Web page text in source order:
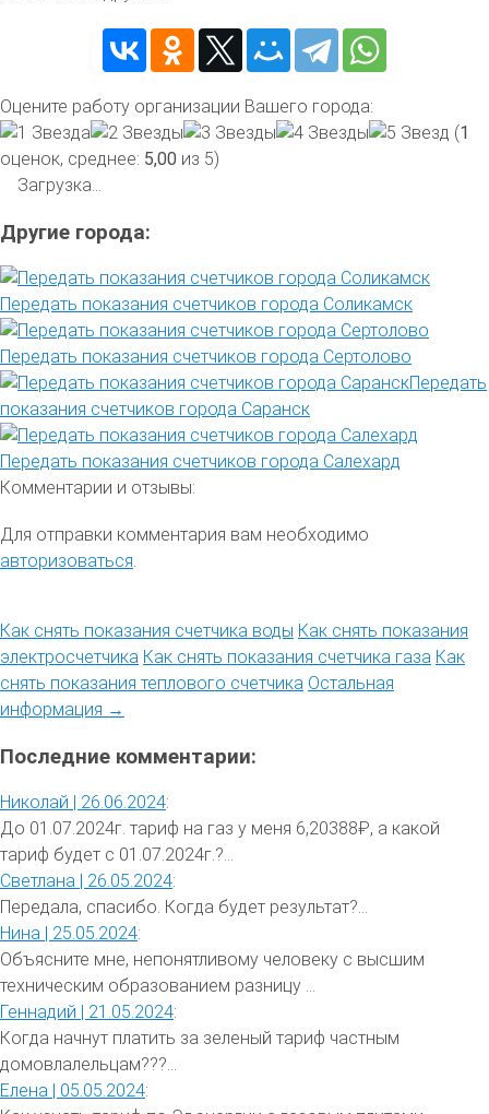
Оцените работу организации Вашего города:
(1
оценок, среднее: 5,00 из 5)
Загрузка...
Другие города:
Передать показания счетчиков города Соликамск
Передать показания счетчиков города Сертолово
Передать
показания счетчиков города Саранск
Передать показания счетчиков города Салехард
Комментарии и отзывы:
Для отправки комментария вам необходимо
авторизоваться.
Как снять показания счетчика воды Как снять показания
электросчетчика Как снять показания счетчика газа Как
снять показания теплового счетчика Остальная
информация →
Последние комментарии:
Николай | 26.06.2024:
До 01.07.2024г. тариф на газ у меня 6,20388₽, а какой
тариф будет с 01.07.2024г.?...
Светлана | 26.05.2024:
Передала, спасибо. Когда будет результат?...
Нина | 25.05.2024:
Объясните мне, непонятливому человеку с высшим
техническим образованием разницу ...
Геннадий | 21.05.2024:
Когда начнут платить за зеленый тариф частным
домовлалельцам???...
Елена | 05.05.2024: